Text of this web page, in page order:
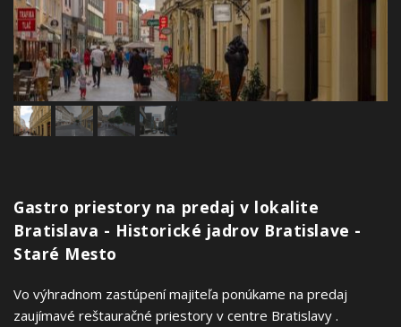
Gastro priestory na predaj v lokalite
Bratislava - Historické jadrov Bratislave -
Staré Mesto
Vo výhradnom zastúpení majiteľa ponúkame na predaj
zaujímavé reštauračné priestory v centre Bratislavy .